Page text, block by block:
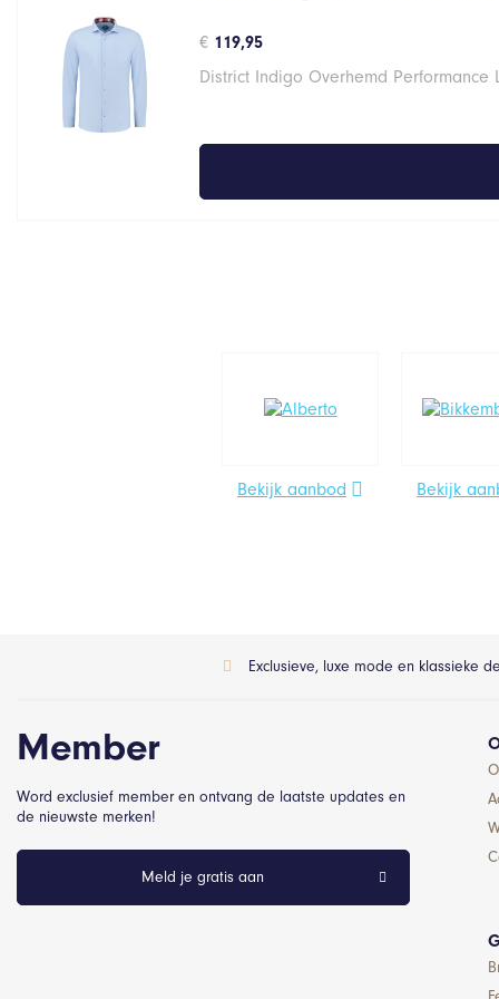
€ 119,95
District Indigo Overhemd Performance
Bekijk aanbod Bekijk
Exclusieve, luxe mode en klassieke
Member
Word exclusief member en ontvang de laatste updates en
de nieuwste merken!
Meld je gratis aan